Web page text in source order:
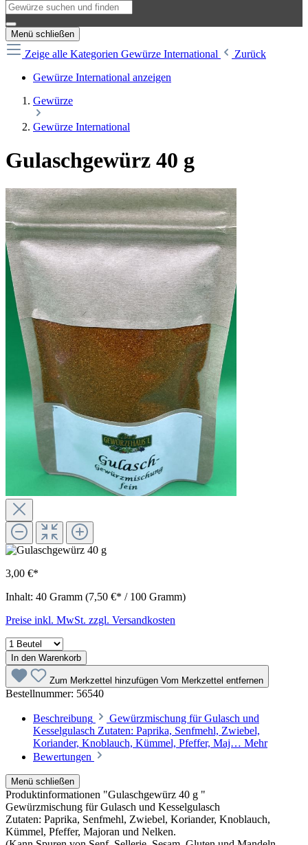
Menü schließen
Zeige alle Kategorien Gewürze International
Zurück
Gewürze International anzeigen
Gewürze
Gewürze International
Gulaschgewürz 40 g
3,00 €*
Inhalt: 40 Gramm (7,50 €* / 100 Gramm)
Preise inkl. MwSt. zzgl. Versandkosten
In den Warenkorb
Zum Merkzettel hinzufügen Vom Merkzettel entfernen
Bestellnummer: 56540
Beschreibung
Gewürzmischung für Gulasch und
Kesselgulasch Zutaten: Paprika, Senfmehl, Zwiebel,
Koriander, Knoblauch, Kümmel, Pfeffer, Maj… Mehr
Bewertungen
Menü schließen
Produktinformationen "Gulaschgewürz 40 g "
Gewürzmischung für Gulasch und Kesselgulasch
Zutaten: Paprika, Senfmehl, Zwiebel, Koriander, Knoblauch,
Kümmel, Pfeffer, Majoran und Nelken.